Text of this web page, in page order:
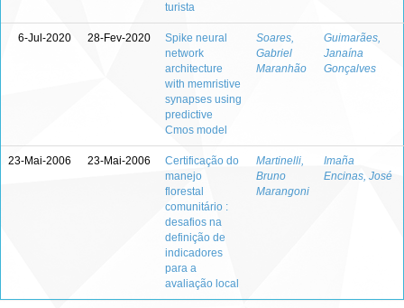
turista
6-Jul-2020 28-Fev-2020
Spike neural
network
architecture
with memristive
synapses using
predictive
Cmos model
Soares,
Gabriel
Maranhão
Guimarães,
Janaína
Gonçalves
23-Mai-2006 23-Mai-2006
Certificação do
manejo
florestal
comunitário :
desafios na
definição de
indicadores
para a
avaliação local
Martinelli,
Bruno
Marangoni
Imaña
Encinas, José